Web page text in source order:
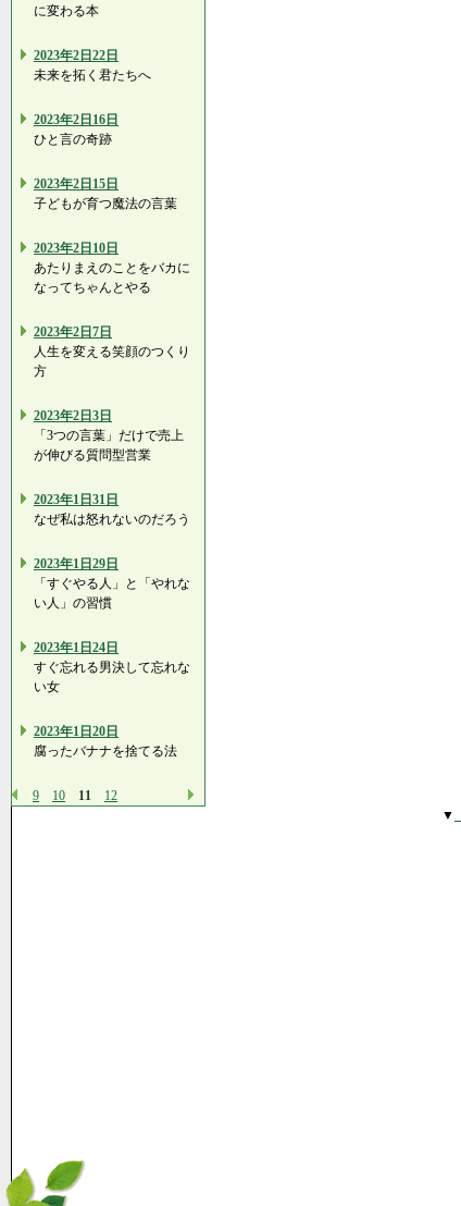
に変わる本
2023年2日22日
未来を拓く君たちへ
2023年2日16日
ひと言の奇跡
2023年2日15日
子どもが育つ魔法の言葉
2023年2日10日
あたりまえのことをバカに
なってちゃんとやる
2023年2日7日
人生を変える笑顔のつくり
方
2023年2日3日
「3つの言葉」だけで売上
が伸びる質問型営業
2023年1日31日
なぜ私は怒れないのだろう
2023年1日29日
「すぐやる人」と「やれな
い人」の習慣
2023年1日24日
すぐ忘れる男決して忘れな
い女
2023年1日20日
腐ったバナナを捨てる法
9 10 11 12
▼